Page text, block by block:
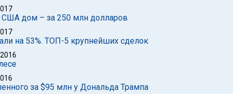
дом – за 250 млн долларов
на 53%. ТОП-5 крупнейших сделок
за $95 млн у Дональда Трампа